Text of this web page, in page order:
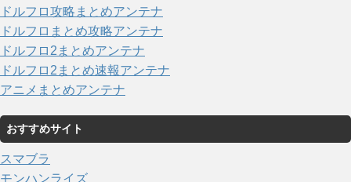
ドルフロ攻略まとめアンテナ
ドルフロまとめ攻略アンテナ
ドルフロ2まとめアンテナ
ドルフロ2まとめ速報アンテナ
アニメまとめアンテナ
おすすめサイト
スマブラ
モンハンライズ